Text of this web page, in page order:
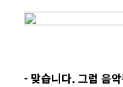
- 맞습니다. 그럼 음